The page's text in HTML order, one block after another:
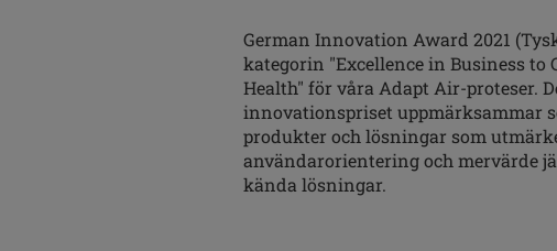
German Innovation Award 2021
kategorin "Excellence in Business to
Health" för våra Adapt Air-proteser.
innovationspriset uppmärksammar
produkter och lösningar som
användarorientering och mervärde
kända lösningar.